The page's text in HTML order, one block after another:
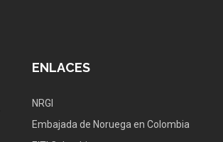
ENLACES
NRGI
Embajada de Noruega en Colombia